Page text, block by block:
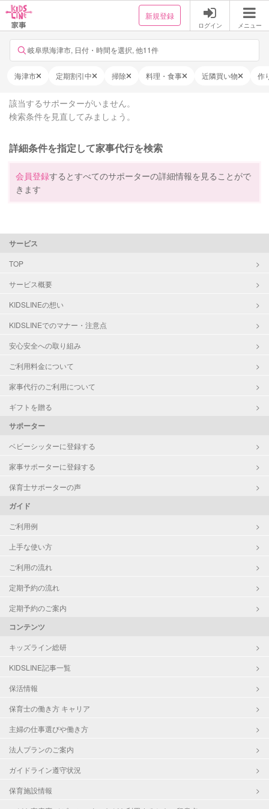
新規登録
ログイン メニュー
岐阜県海津市, 日付・時間を選択, 他11件
海津市 定期割引中 掃除 料理・食事 近隣買い物 作
該当するサポーターがいません。
検索条件を見直してみましょう。
詳細条件を指定して家事代行を検索
会員登録するとすべてのサポーターの詳細情報を見ることがで
きます
サービス
TOP
サービス概要
KIDSLINEの想い
KIDSLINEでのマナー・注意点
安心安全への取り組み
ご利用料金について
家事代行のご利用について
ギフトを贈る
サポーター
ベビーシッターに登録する
家事サポーターに登録する
保育士サポーターの声
ガイド
ご利用例
上手な使い方
ご利用の流れ
定期予約の流れ
定期予約のご案内
コンテンツ
キッズライン総研
KIDSLINE記事一覧
保活情報
保育士の働き方 キャリア
主婦の仕事選びや働き方
法人プランのご案内
ガイドライン遵守状況
保育施設情報